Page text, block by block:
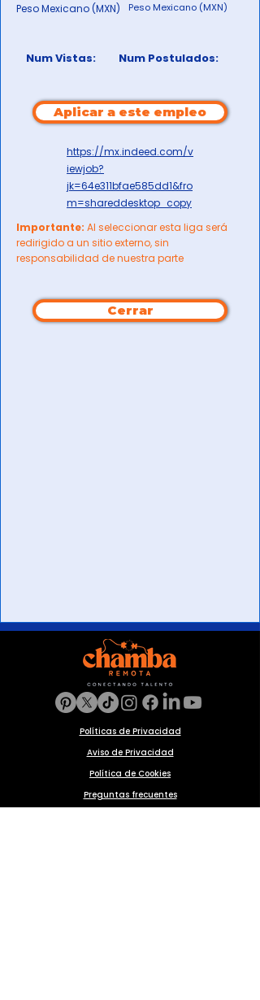
Peso Mexicano (MXN) Peso Mexicano (MXN)
Num Vistas: Num Postulados:
Aplicar a este empleo
https://mx.indeed.com/v
iewjob?
jk=64e311bfae585dd1&fro
m=shareddesktop_copy
Importante: Al seleccionar esta liga será
redirigido a un sitio externo, sin
responsabilidad de nuestra parte
Cerrar
Políticas de Privacidad
Aviso de Privacidad
Política de Cookies
Preguntas frecuentes